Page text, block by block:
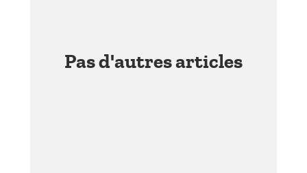
Pas d'autres articles